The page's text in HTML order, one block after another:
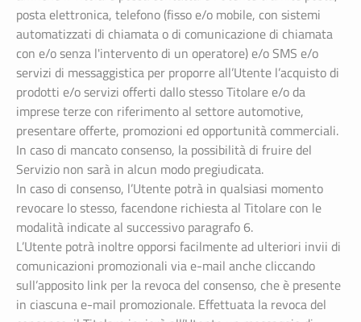
posta elettronica, telefono (fisso e/o mobile, con sistemi
automatizzati di chiamata o di comunicazione di chiamata
con e/o senza l'intervento di un operatore) e/o SMS e/o
servizi di messaggistica per proporre all’Utente l’acquisto di
prodotti e/o servizi offerti dallo stesso Titolare e/o da
imprese terze con riferimento al settore automotive,
presentare offerte, promozioni ed opportunità commerciali.
In caso di mancato consenso, la possibilità di fruire del
Servizio non sarà in alcun modo pregiudicata.
In caso di consenso, l’Utente potrà in qualsiasi momento
revocare lo stesso, facendone richiesta al Titolare con le
modalità indicate al successivo paragrafo 6.
L’Utente potrà inoltre opporsi facilmente ad ulteriori invii di
comunicazioni promozionali via e-mail anche cliccando
sull’apposito link per la revoca del consenso, che è presente
in ciascuna e-mail promozionale. Effettuata la revoca del